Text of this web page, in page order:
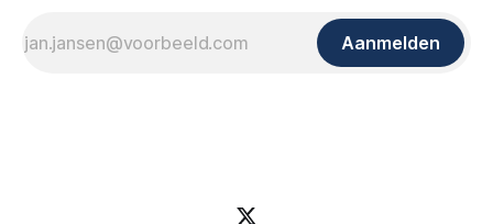
Aanmelden